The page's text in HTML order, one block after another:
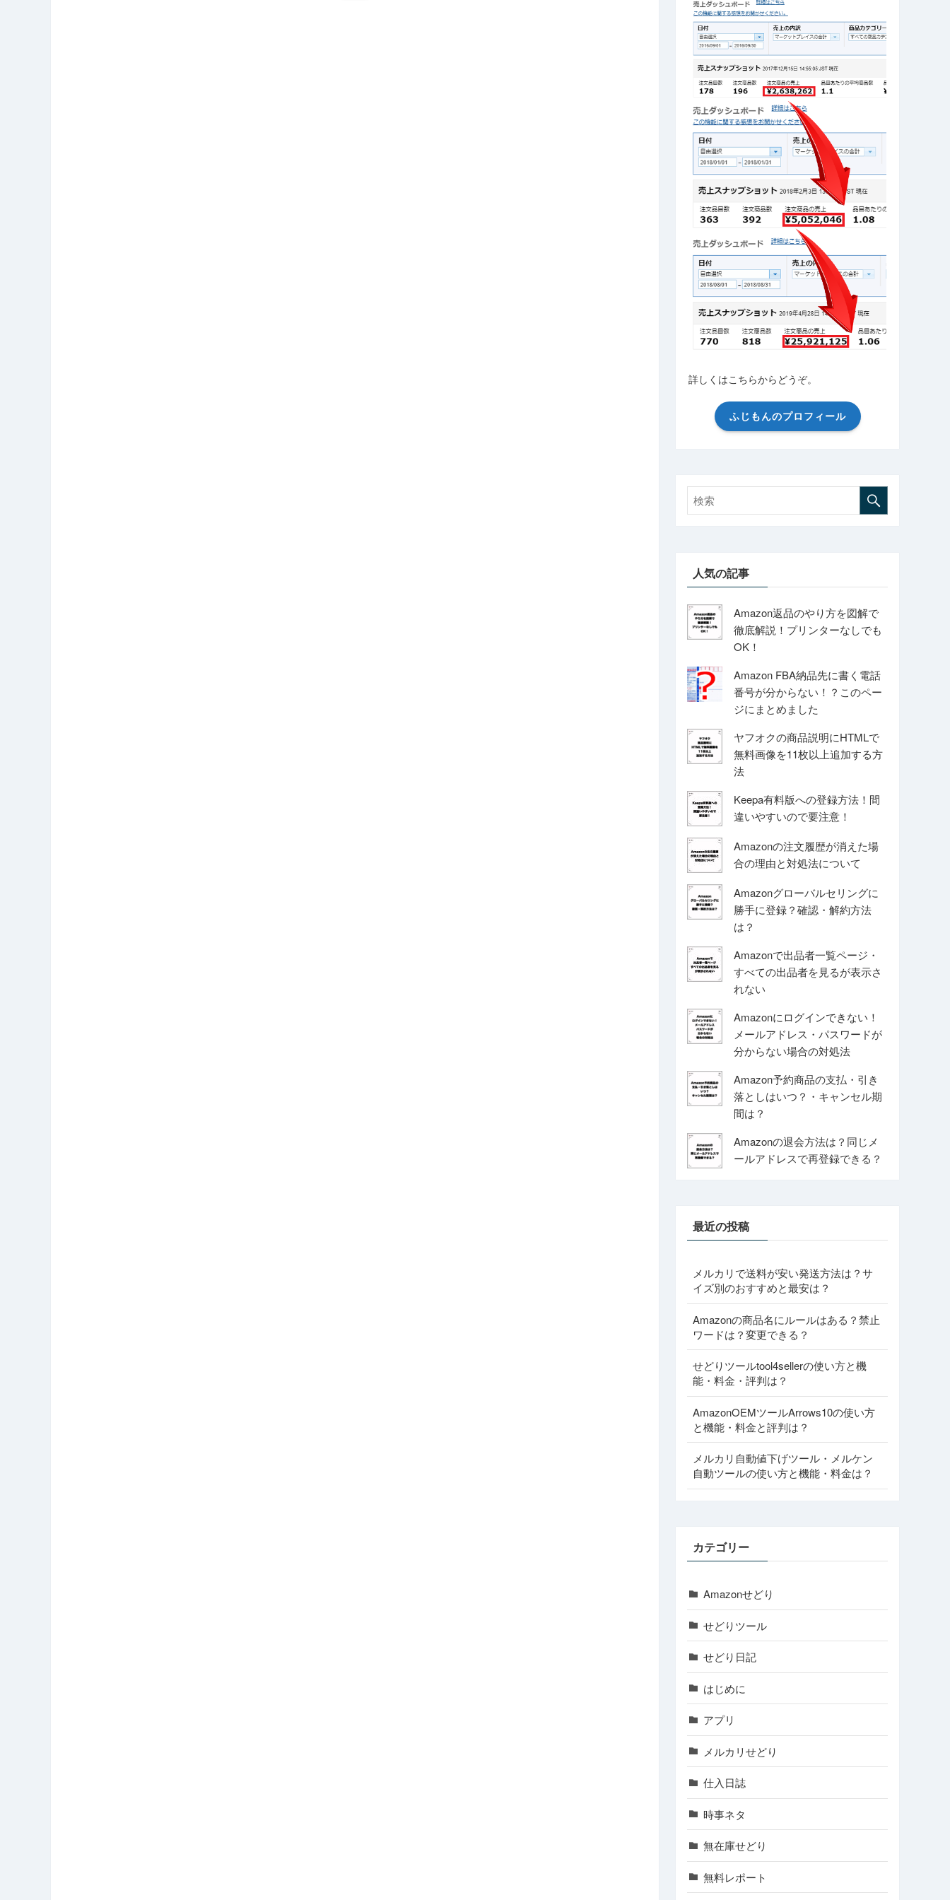
詳しくはこちらからどうぞ。
ふじもんのプロフィール
人気の記事
Amazon返品のやり方を図解で
徹底解説！プリンターなしでも
OK！
Amazon FBA納品先に書く電話
番号が分からない！？このペー
ジにまとめました
ヤフオクの商品説明にHTMLで
無料画像を11枚以上追加する方
法
Keepa有料版への登録方法！間
違いやすいので要注意！
Amazonの注文履歴が消えた場
合の理由と対処法について
Amazonグローバルセリングに
勝手に登録？確認・解約方法
は？
Amazonで出品者一覧ページ・
すべての出品者を見るが表示さ
れない
Amazonにログインできない！
メールアドレス・パスワードが
分からない場合の対処法
Amazon予約商品の支払・引き
落としはいつ？・キャンセル期
間は？
Amazonの退会方法は？同じメ
ールアドレスで再登録できる？
最近の投稿
メルカリで送料が安い発送方法は？サ
イズ別のおすすめと最安は？
Amazonの商品名にルールはある？禁止
ワードは？変更できる？
せどりツールtool4sellerの使い方と機
能・料金・評判は？
AmazonOEMツールArrows10の使い方
と機能・料金と評判は？
メルカリ自動値下げツール・メルケン
自動ツールの使い方と機能・料金は？
カテゴリー
Amazonせどり
せどりツール
せどり日記
はじめに
アプリ
メルカリせどり
仕入日誌
時事ネタ
無在庫せどり
無料レポート